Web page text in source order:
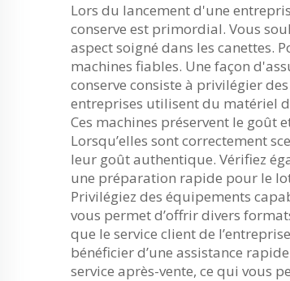
Lors du lancement d'une
conserve est primordial. Vous
aspect soigné dans les canettes.
machines fiables. Une façon
conserve consiste à privilégier
entreprises utilisent du matériel
Ces machines préservent le goût
Lorsqu’elles sont correctement
leur goût authentique. Vérifiez
une préparation rapide pour le
Privilégiez des équipements
vous permet d’offrir divers
que le service client de
bénéficier d’une assistance
service après-vente, ce qui vous